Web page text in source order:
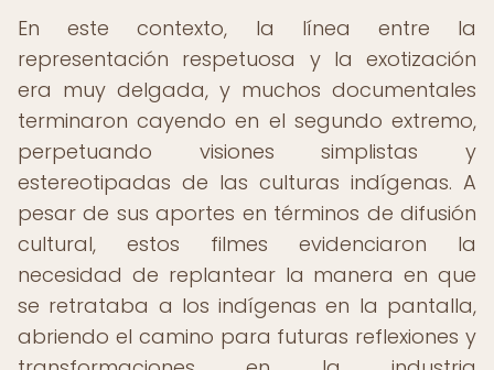
En este contexto, la línea entre la
representación respetuosa y la exotización
era muy delgada, y muchos documentales
terminaron cayendo en el segundo extremo,
perpetuando visiones simplistas y
estereotipadas de las culturas indígenas. A
pesar de sus aportes en términos de difusión
cultural, estos filmes evidenciaron la
necesidad de replantear la manera en que
se retrataba a los indígenas en la pantalla,
abriendo el camino para futuras reflexiones y